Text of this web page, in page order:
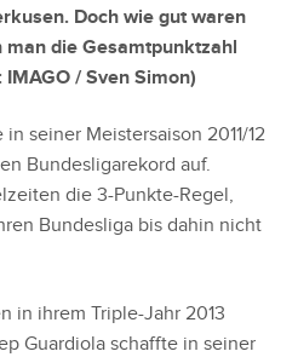
Doch wie gut waren
man die Gesamtpunktzahl
IMAGO / Sven Simon)
seiner Meistersaison 2011/12
Bundesligarekord auf.
die 3-Punkte-Regel,
Bundesliga bis dahin nicht
in ihrem Triple-Jahr 2013
Guardiola schaffte in seiner